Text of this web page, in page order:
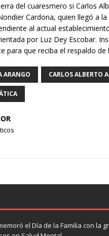
del cuaresmero si Carlos
Cardona, quien llegó a
al actual
por Luz Dey Escobar.
para que reciba el respaldo
ARANGO CARLOS ALBERTO
el Día de la Familia con la